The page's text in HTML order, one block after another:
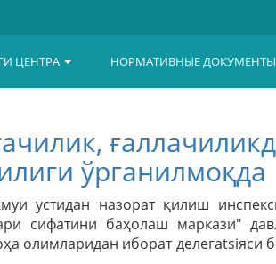
ЦЕНТРА НОРМАТИВНЫЕ ДОКУМЕНТЫ
ўрганилмоқда
устидан назорат қилиш
сифатини баҳолаш маркази"
олимларидан иборат делегatsiяси